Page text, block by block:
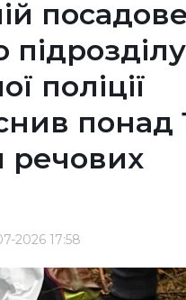
підрозділу
поліції
понад
речових
2026 17:58